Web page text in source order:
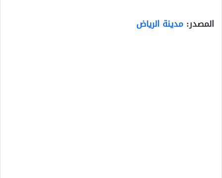
المصدر: مدينة الرياض